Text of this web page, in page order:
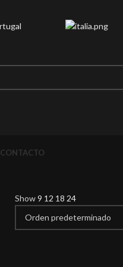
CONTACTO
Show9 12 1824